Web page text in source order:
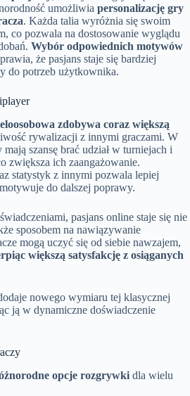
umożliwia personalizację gry
. Każda talia wyróżnia się swoim
co pozwala na dostosowanie wyglądu
Wybór odpowiednich motywów
że pasjans staje się bardziej
do potrzeb użytkownika.
zdobywa coraz większą
rywalizacji z innymi graczami. W
szansę brać udział w turniejach i
zwiększa ich zaangażowanie.
statystyk z innymi pozwala lepiej
do dalszej poprawy.
pasjans online staje się nie
sposobem na nawiązywanie
mogą uczyć się od siebie nawzajem,
większą satysfakcję z osiąganych
nowego wymiaru tej klasycznej
ją w dynamiczne doświadczenie
opcje rozgrywki dla wielu